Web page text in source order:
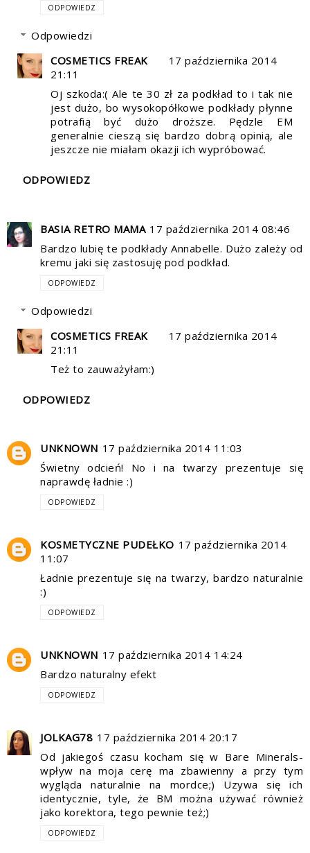
ODPOWIEDZ
Odpowiedzi
COSMETICS FREAK
17 października 2014
21:11
Oj szkoda:( Ale te 30 zł za podkład to i tak nie
jest dużo, bo wysokopółkowe podkłady płynne
potrafią być dużo droższe. Pędzle EM
generalnie cieszą się bardzo dobrą opinią, ale
jeszcze nie miałam okazji ich wypróbować.
ODPOWIEDZ
BASIA RETRO MAMA 17 października 2014 08:46
Bardzo lubię te podkłady Annabelle. Dużo zależy od
kremu jaki się zastosuję pod podkład.
ODPOWIEDZ
Odpowiedzi
COSMETICS FREAK
17 października 2014
21:11
Też to zauważyłam:)
ODPOWIEDZ
UNKNOWN 17 października 2014 11:03
Świetny odcień! No i na twarzy prezentuje się
naprawdę ładnie :)
ODPOWIEDZ
KOSMETYCZNE PUDEŁKO 17 października 2014
11:07
Ładnie prezentuje się na twarzy, bardzo naturalnie
:)
ODPOWIEDZ
UNKNOWN 17 października 2014 14:24
Bardzo naturalny efekt
ODPOWIEDZ
JOLKAG78 17 października 2014 20:17
Od jakiegoś czasu kocham się w Bare Minerals-
wpływ na moja cerę ma zbawienny a przy tym
wygląda naturalnie na mordce;) Uzywa się ich
identycznie, tyle, że BM można używać również
jako korektora, tego pewnie też;)
ODPOWIEDZ